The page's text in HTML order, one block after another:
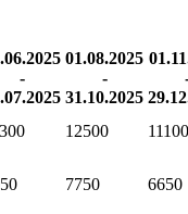
-
01.08.2025
-
31.10.2025
12500
11100
7750 6650